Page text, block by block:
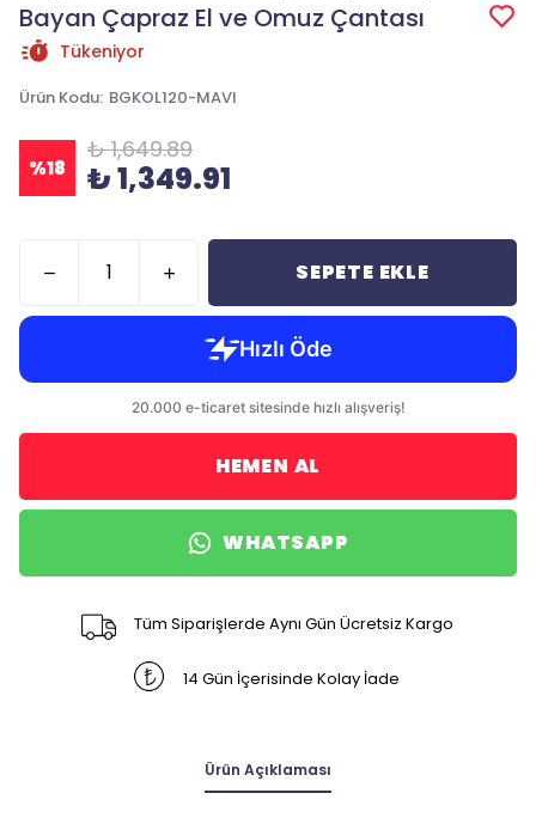
Bayan Çapraz El ve Omuz Çantası
Tükeniyor
Ürün Kodu: BGKOL120-MAVI
%18
₺ 1,649.89
₺ 1,349.91
SEPETE EKLE
HEMEN AL
WHATSAPP
Tüm Siparişlerde Aynı Gün Ücretsiz Kargo
14 Gün İçerisinde Kolay İade
Ürün Açıklaması